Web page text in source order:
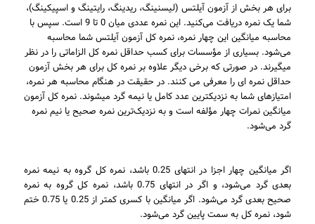
برای هر بخش از آزمون آیلتس (لیسنینگ، ریدینگ، رایتینگ و اسپیکینگ)،
شما یک نمره دریافت می‌کنید. این نمره عددی میان 0 تا 9 است. سپس با
محاسبه میانگین این چهار نمره، نمره کل آزمون آیلتس شما محاسبه
می‌شود. بسیاری از مؤسسات برای کسب حداقل نمره کل الزاماتی را در نظر
میگیرند. در صورتی که برخی دیگر علاوه بر نمره کل برای هر بخش آزمون
حداقل نمره ای را معرفی می کنند. در حقیقت در هنگام محاسبه هر نمره،
امتیازهای شما به نزدیکترین عدد کامل یا نیمه گرد میشوند. نمره کل آزمون
میانگین نمرات چهار مؤلفه است و به نزدیک‌ترین نمره صحیح یا نیم نمره
گرد می‌شود.
اگر میانگین چهار اجزا در انتهای 0.25 باشد، نمره کل گروه به نیمه نمره
بعدی گرد می‌شود، و اگر در انتهای 0.75 باشد، نمره کل گروه به نمره
صحیح بعدی گرد می‌شود. اگر میانگین با کسری کمتر از 0.25 یا 0.75 ختم
شود، نمره کل به سمت پایین گرد می‌شود.